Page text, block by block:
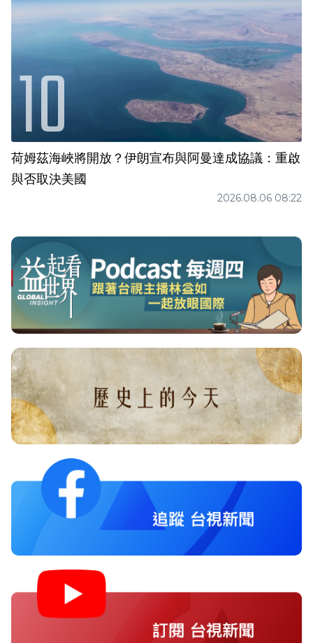
荷姆茲海峽將開放？伊朗宣布與阿曼達成協議：重啟
與否取決美國
2026.08.06 08:22